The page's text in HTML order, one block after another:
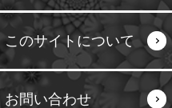
このサイトについて
お問い合わせ